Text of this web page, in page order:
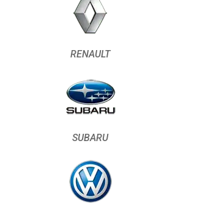
RENAULT
SUBARU